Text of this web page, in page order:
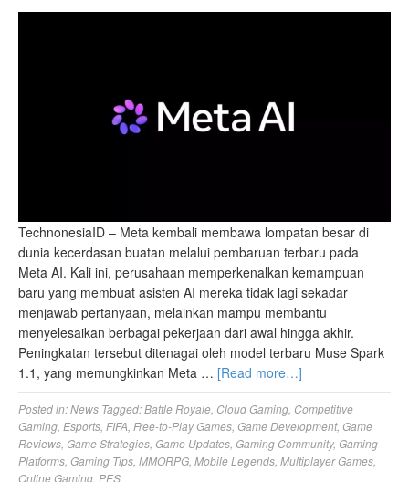
TechnonesiaID – Meta kembali membawa lompatan besar di
dunia kecerdasan buatan melalui pembaruan terbaru pada
Meta AI. Kali ini, perusahaan memperkenalkan kemampuan
baru yang membuat asisten AI mereka tidak lagi sekadar
menjawab pertanyaan, melainkan mampu membantu
menyelesaikan berbagai pekerjaan dari awal hingga akhir.
Peningkatan tersebut ditenagai oleh model terbaru Muse Spark
1.1, yang memungkinkan Meta … [Read more…]
Posted in:News Tagged:Battle Royale Cloud Gaming Competitive
Gaming Esports FIFA Free-to-Play Games Game Development, Game
Reviews Game Strategies Game Updates Gaming Community, Gaming
Platforms Gaming Tips MMORPG Mobile Legends Multiplayer Games
Online Gaming PES